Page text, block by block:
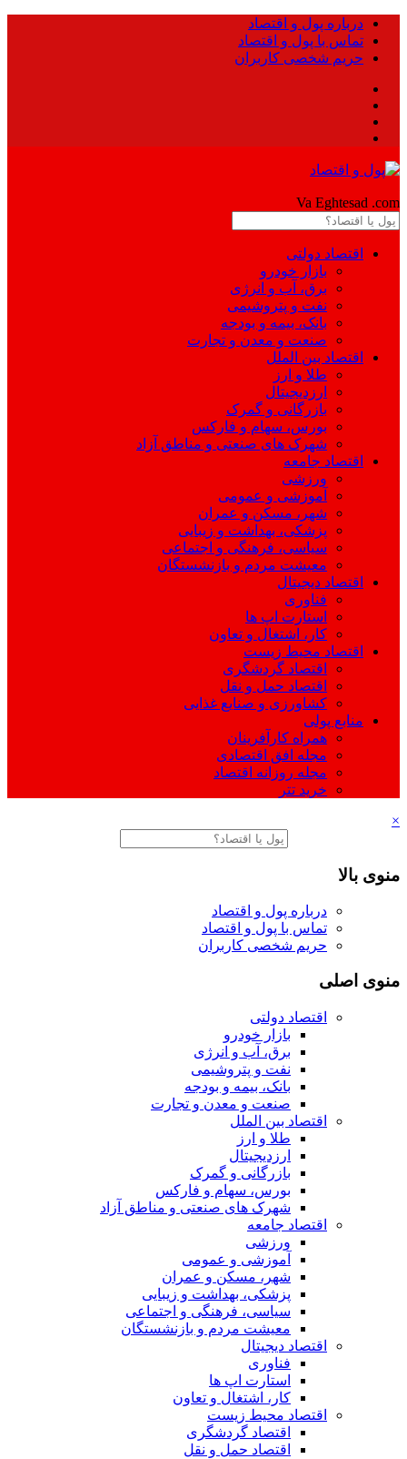
درباره پول و اقتصاد
تماس با پول و اقتصاد
حریم شخصی کاربران
Va Eghtesad .com
اقتصاد دولتی
بازار خودرو
برق، آب و انرژی
نفت و پتروشیمی
بانک، بیمه و بودجه
صنعت و معدن و تجارت
اقتصاد بین الملل
طلا و ارز
ارزدیجیتال
بازرگانی و گمرک
بورس، سهام و فارکس
شهرک های صنعتی و مناطق آزاد
اقتصاد جامعه
ورزشی
آموزشی و عمومی
شهر، مسکن و عمران
پزشکی، بهداشت و زیبایی
سیاسی، فرهنگی و اجتماعی
معیشت مردم و بازنشستگان
اقتصاد دیجیتال
فناوری
استارت اپ ها
کار، اشتغال و تعاون
اقتصاد محیط زیست
اقتصاد گردشگری
اقتصاد حمل و نقل
کشاورزی و صنایع غذایی
منابع پولی
همراه کارآفرینان
مجله افق اقتصادی
مجله روزانه اقتصاد
خرید تتر
×
منوی بالا
درباره پول و اقتصاد
تماس با پول و اقتصاد
حریم شخصی کاربران
منوی اصلی
اقتصاد دولتی
بازار خودرو
برق، آب و انرژی
نفت و پتروشیمی
بانک، بیمه و بودجه
صنعت و معدن و تجارت
اقتصاد بین الملل
طلا و ارز
ارزدیجیتال
بازرگانی و گمرک
بورس، سهام و فارکس
شهرک های صنعتی و مناطق آزاد
اقتصاد جامعه
ورزشی
آموزشی و عمومی
شهر، مسکن و عمران
پزشکی، بهداشت و زیبایی
سیاسی، فرهنگی و اجتماعی
معیشت مردم و بازنشستگان
اقتصاد دیجیتال
فناوری
استارت اپ ها
کار، اشتغال و تعاون
اقتصاد محیط زیست
اقتصاد گردشگری
اقتصاد حمل و نقل